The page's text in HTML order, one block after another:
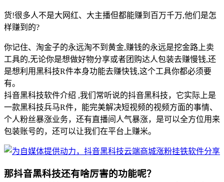
货!很多人不是大网红、大主播但都能赚到百万千万,他们是怎
样赚到的?
你记住、淘金子的永远淘不到黄金,赚钱的永远是挖金路上卖
工具的,无论你是想做好物分享或者团购达人包装去赚慢钱,还
是想利用黑科技R件本身功能去赚快钱,这个工具你都必须要
有。
抖音黑科技软件介绍 ,我们常听说的抖音黑科技，它实际上是
一款黑科技兵马R件，能完美解决短视频的视频方面的事情、
个人粉丝暴涨业务，还有直播间人气暴涨，是可以全方位用来
包装账号的，还可以让我们在平台上赚米。
那抖音黑科技还有啥厉害的功能呢？